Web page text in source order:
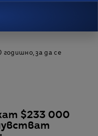
за да се
$233 000